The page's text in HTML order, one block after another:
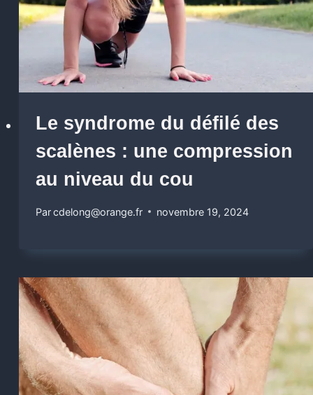
Le syndrome du défilé des
scalènes : une compression
au niveau du cou
Parcdelong@orange.fr novembre 19, 2024